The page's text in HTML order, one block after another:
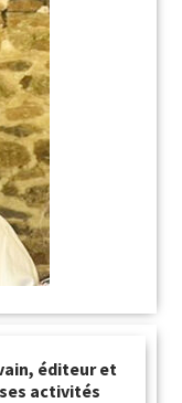
éditeur et
activités